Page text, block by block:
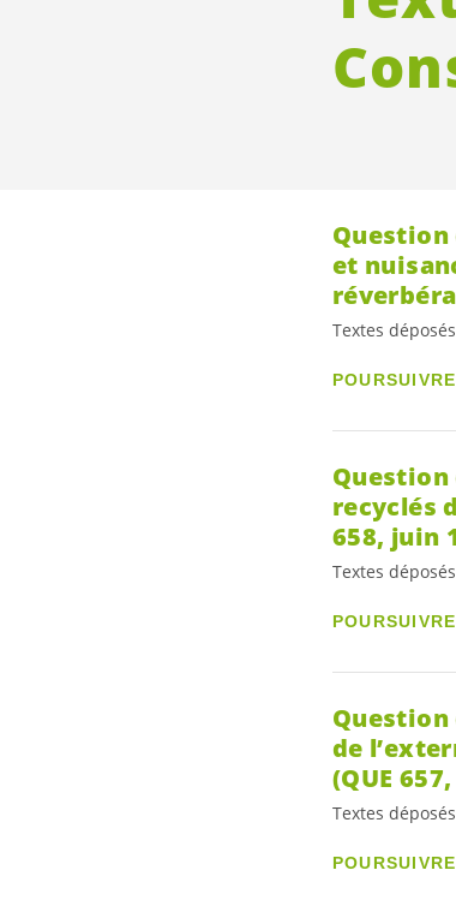
Question
et
Textes
recyclés
658, juin
Textes
Question
de
(QUE
Textes